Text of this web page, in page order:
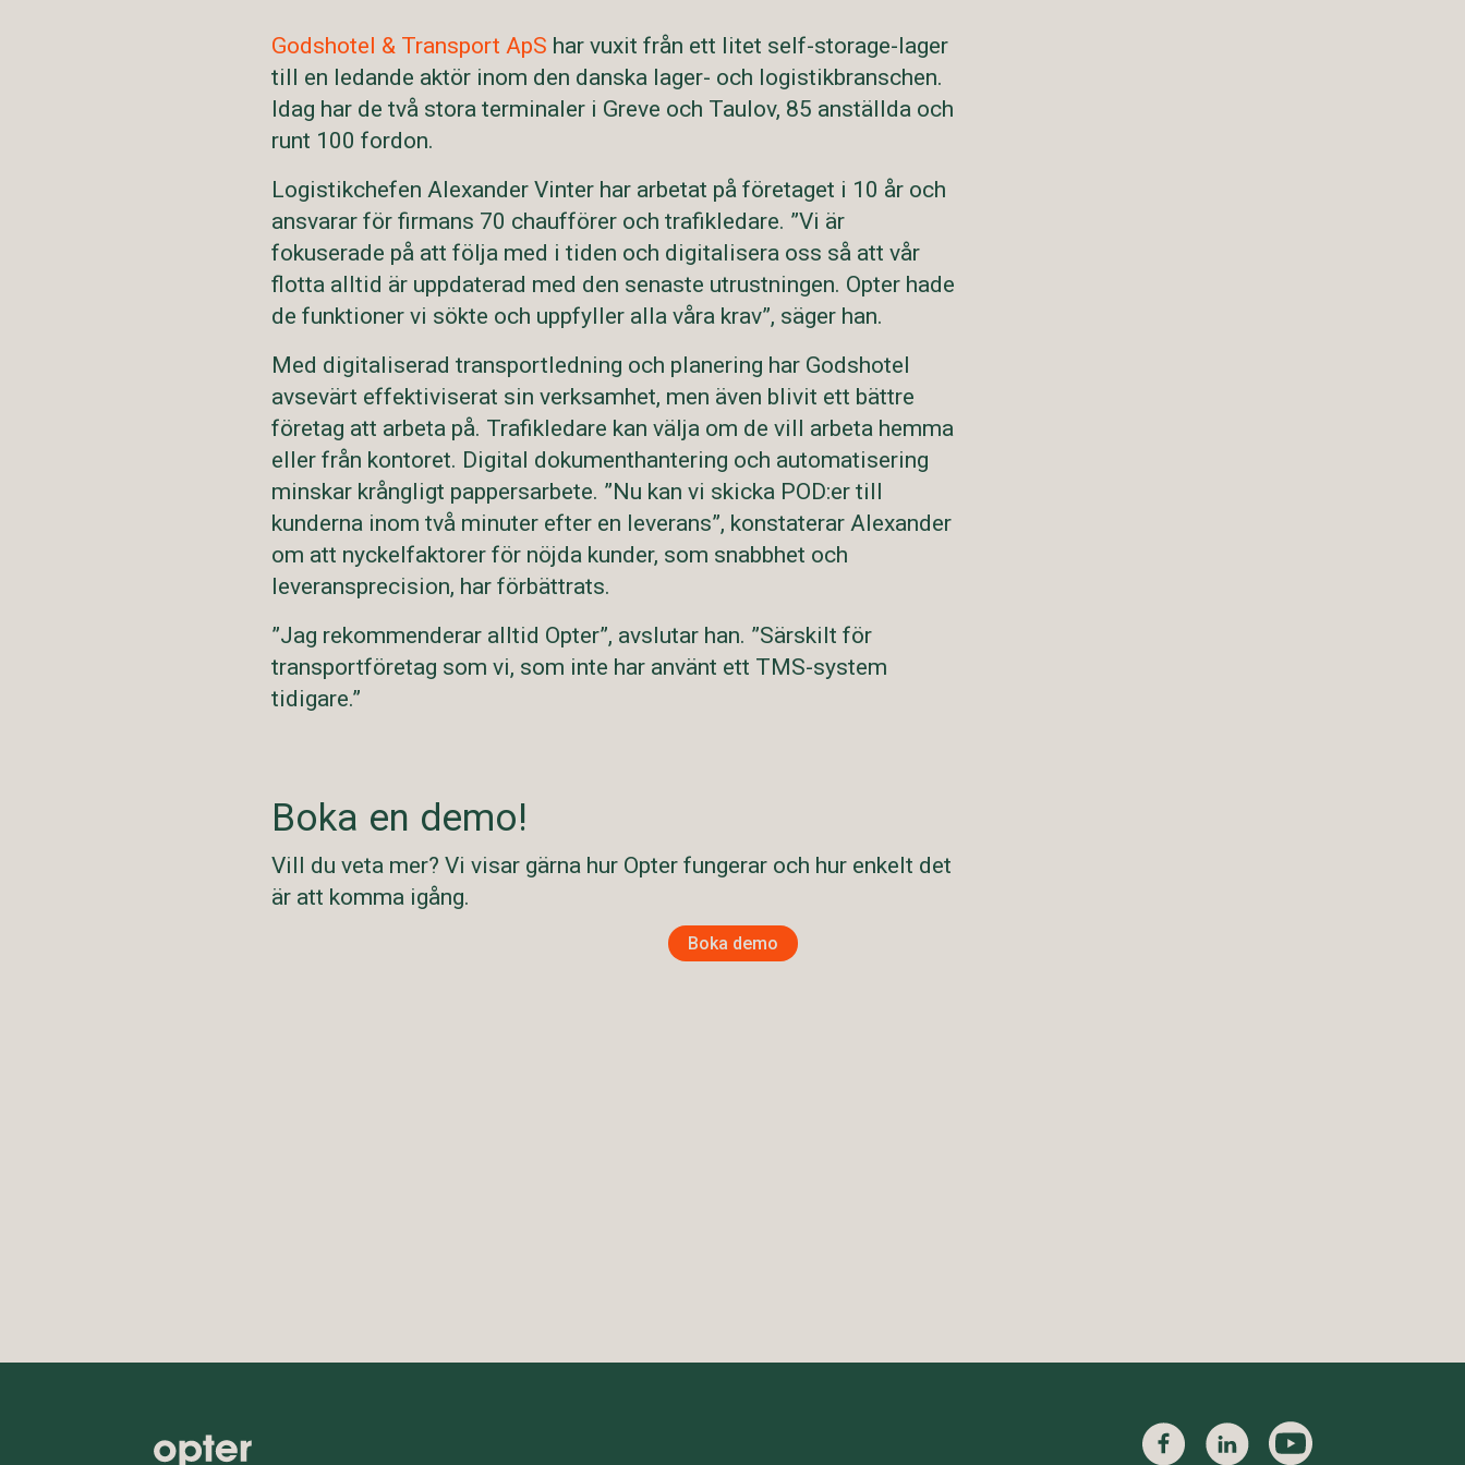
Godshotel & Transport ApS har vuxit från ett litet self-storage-lager
till en ledande aktör inom den danska lager- och logistikbranschen.
Idag har de två stora terminaler i Greve och Taulov, 85 anställda och
runt 100 fordon.
Logistikchefen Alexander Vinter har arbetat på företaget i 10 år och
ansvarar för firmans 70 chaufförer och trafikledare. ”Vi är
fokuserade på att följa med i tiden och digitalisera oss så att vår
flotta alltid är uppdaterad med den senaste utrustningen. Opter hade
de funktioner vi sökte och uppfyller alla våra krav”, säger han.
Med digitaliserad transportledning och planering har Godshotel
avsevärt effektiviserat sin verksamhet, men även blivit ett bättre
företag att arbeta på. Trafikledare kan välja om de vill arbeta hemma
eller från kontoret. Digital dokumenthantering och automatisering
minskar krångligt pappersarbete. ”Nu kan vi skicka POD:er till
kunderna inom två minuter efter en leverans”, konstaterar Alexander
om att nyckelfaktorer för nöjda kunder, som snabbhet och
leveransprecision, har förbättrats.
”Jag rekommenderar alltid Opter”, avslutar han. ”Särskilt för
transportföretag som vi, som inte har använt ett TMS-system
tidigare.”
Boka en demo!
Vill du veta mer? Vi visar gärna hur Opter fungerar och hur enkelt det
är att komma igång.
Boka demo